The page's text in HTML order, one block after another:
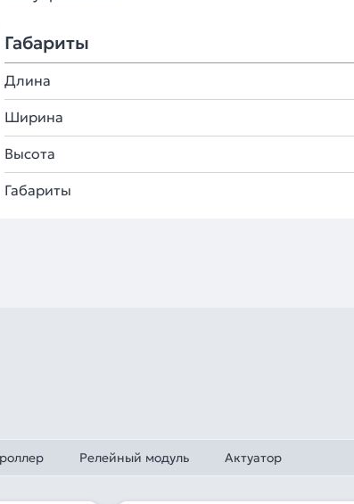
Габариты
Длина
Ширина
Высота
Габариты
Релейный модуль Актуатор